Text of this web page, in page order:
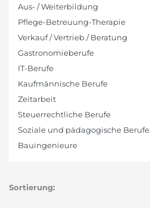
Aus- / Weiterbildung
Pflege-Betreuung-Therapie
Verkauf / Vertrieb / Beratung
Gastronomieberufe
IT-Berufe
Kaufmännische Berufe
Zeitarbeit
Steuerrechtliche Berufe
Soziale und pädagogische Berufe
Bauingenieure
Sortierung: